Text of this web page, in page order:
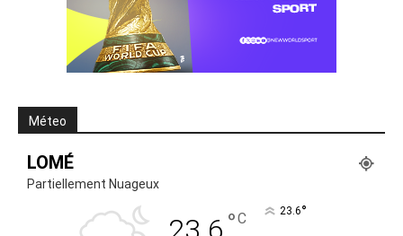
Méteo
LOMÉ
Partiellement Nuageux
°C 23.6°